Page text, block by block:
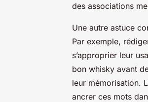
des associations
Une autre astuce
Par exemple,
s’approprier leur
bon whisky avant
leur mémorisation.
ancrer ces mots